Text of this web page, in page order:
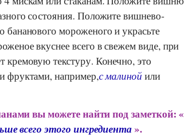
состояния. Положите вишнево-
бананового мороженого и украсьте
вкуснее всего в свежем виде, при
кремовую текстуру. Конечно, это
фруктами, например,с малиной или
вы можете найти под заметкой: «
всего этого ингредиента ».